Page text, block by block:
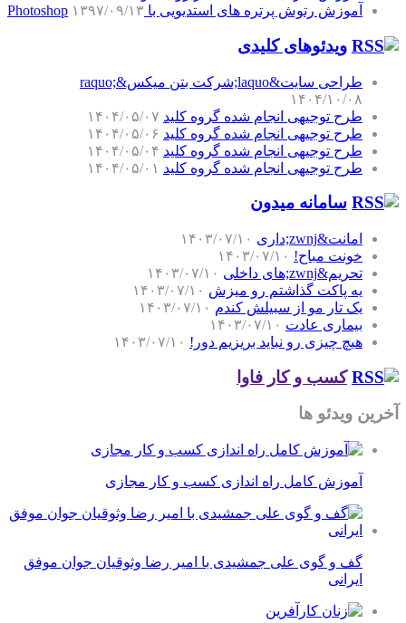
آموزش رتوش پرتره های استدیویی با Photoshop ۱۳۹۷/۰۹/۱۳
ویدئوهای کلیدی
طراحی سایت&laquo;شرکت بتن میکس&raquo;
۱۴۰۴/۱۰/۰۸
طرح توجیهی انجام شده گروه کلید ۱۴۰۴/۰۵/۰۷
طرح توجیهی انجام شده گروه کلید ۱۴۰۴/۰۵/۰۶
طرح توجیهی انجام شده گروه کلید ۱۴۰۴/۰۵/۰۴
طرح توجیهی انجام شده گروه کلید ۱۴۰۴/۰۵/۰۱
سامانه میدون
امانت&zwnj;داری
۱۴۰۳/۰۷/۱۰
خونت مباح! ۱۴۰۳/۰۷/۱۰
تحریم&zwnj;های داخلی
۱۴۰۳/۰۷/۱۰
یه پاکت گذاشتم رو میزش ۱۴۰۳/۰۷/۱۰
یک تار مو از سبیلش کندم ۱۴۰۳/۰۷/۱۰
بیماری عادت ۱۴۰۳/۰۷/۱۰
هیچ چیزی رو نباید بریزیم دور! ۱۴۰۳/۰۷/۱۰
کسب و کار فاوا
آخرین ویدئو ها
آموزش کامل راه اندازی کسب و کار مجازی
گف و گوی علی جمشیدی با امیر رضا وثوقیان جوان موفق
ایرانی